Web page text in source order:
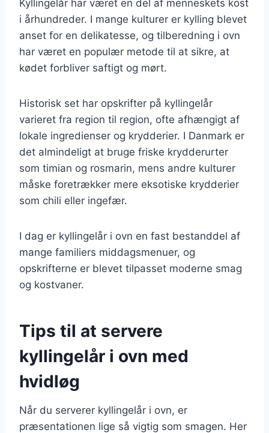
Kyllingelår har været en del af menneskets kost
i århundreder. I mange kulturer er kylling blevet
anset for en delikatesse, og tilberedning i ovn
har været en populær metode til at sikre, at
kødet forbliver saftigt og mørt.
Historisk set har opskrifter på kyllingelår
varieret fra region til region, ofte afhængigt af
lokale ingredienser og krydderier. I Danmark er
det almindeligt at bruge friske krydderurter
som timian og rosmarin, mens andre kulturer
måske foretrækker mere eksotiske krydderier
som chili eller ingefær.
I dag er kyllingelår i ovn en fast bestanddel af
mange familiers middagsmenuer, og
opskrifterne er blevet tilpasset moderne smag
og kostvaner.
Tips til at servere
kyllingelår i ovn med
hvidløg
Når du serverer kyllingelår i ovn, er
præsentationen lige så vigtig som smagen. Her